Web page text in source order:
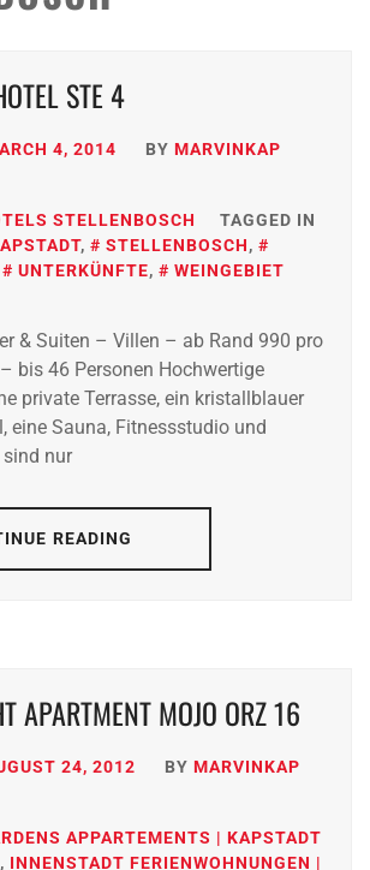
STE 4
4, 2014 BY MARVINKAP
STELLENBOSCH
TAGGED IN
, STELLENBOSCH,
UNTERKÜNFTE, WEINGEBIET
& Suiten – Villen – ab Rand 990 pro
bis 46 Personen Hochwertige
private Terrasse, ein kristallblauer
eine Sauna, Fitnessstudio und
nur
READING
APARTMENT MOJO ORZ 16
24, 2012 BY MARVINKAP
APPARTEMENTS | KAPSTADT
, INNENSTADT FERIENWOHNUNGEN |